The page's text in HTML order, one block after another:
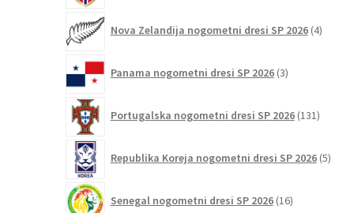
Nova Zelandija nogometni dresi SP 2026 4izdelki
Panama nogometni dresi SP 2026 3izdelki
Portugalska nogometni dresi SP 2026 131
Republika Koreja nogometni dresi SP 2026 5
Senegal nogometni dresi SP 2026 16izdelkov